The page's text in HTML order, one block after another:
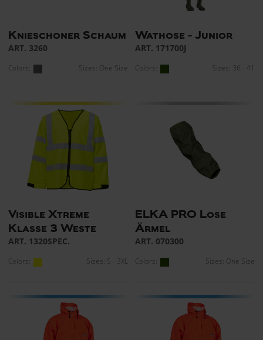
Knieschoner Schaum
ART. 3260
Colors: Sizes: One Size
Wathose - Junior
ART. 171700J
Colors: Sizes: 36 - 41
Visible Xtreme
Klasse 3 Weste
ART. 1320SPEC.
Colors: Sizes: S - 3XL
ELKA PRO Lose
Ärmel
ART. 070300
Colors: Sizes: One Size